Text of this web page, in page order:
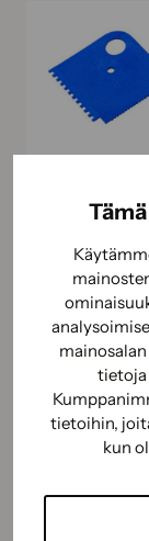
tietoja
tietoihin,
kun